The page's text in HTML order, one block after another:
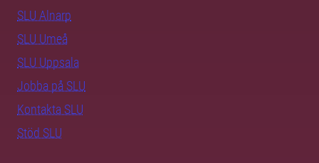
SLU Alnarp
SLU Umeå
SLU Uppsala
Jobba på SLU
Kontakta SLU
Stöd SLU